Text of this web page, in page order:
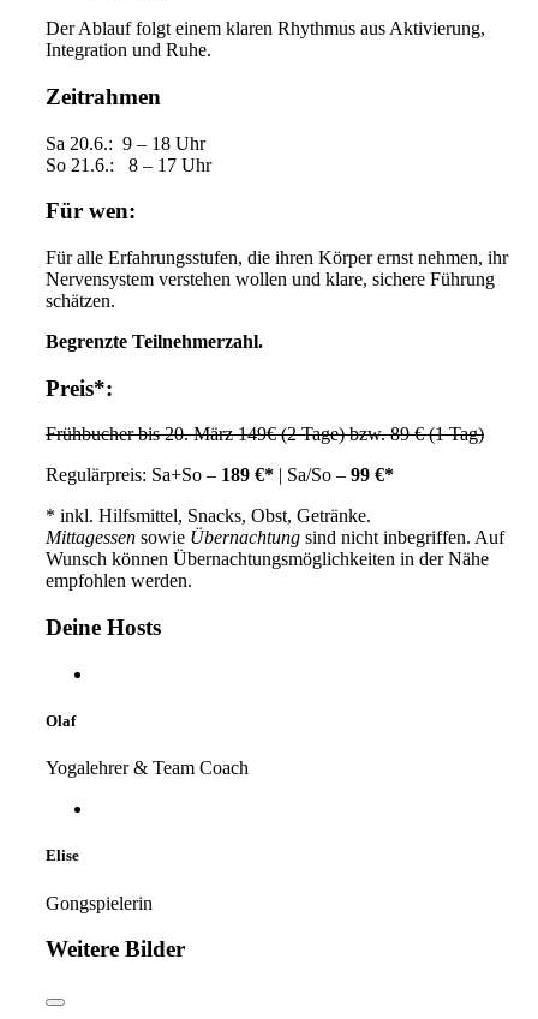
Der Ablauf folgt einem klaren Rhythmus aus Aktivierung,
Integration und Ruhe.
Zeitrahmen
Sa 20.6.: 9 – 18 Uhr
So 21.6.: 8 – 17 Uhr
Für wen:
Für alle Erfahrungsstufen, die ihren Körper ernst nehmen, ihr
Nervensystem verstehen wollen und klare, sichere Führung
schätzen.
Begrenzte Teilnehmerzahl.
Preis*:
Frühbucher bis 20. März 149€ (2 Tage) bzw. 89 € (1 Tag)
Regulärpreis: Sa+So – 189 €* | Sa/So – 99 €*
* inkl. Hilfsmittel, Snacks, Obst, Getränke.
Mittagessen sowie Übernachtung sind nicht inbegriffen. Auf
Wunsch können Übernachtungsmöglichkeiten in der Nähe
empfohlen werden.
Deine Hosts
Olaf
Yogalehrer & Team Coach
Elise
Gongspielerin
Weitere Bilder